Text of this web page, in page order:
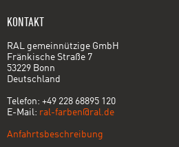
KONTAKT
RAL gemeinnützige GmbH
Fränkische Straße 7
53229 Bonn
Deutschland
Telefon: +49 228 68895 120
E-Mail: ral-farben@ral.de
Anfahrtsbeschreibung